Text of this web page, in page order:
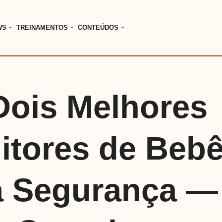
TREINAMENTOS CONTEÚDOS
Melhores
de
Segurança —